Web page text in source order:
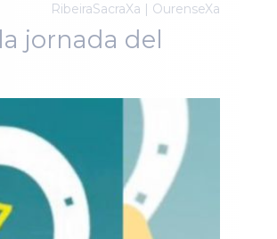
RibeiraSacraXa | OurenseXa
jornada del